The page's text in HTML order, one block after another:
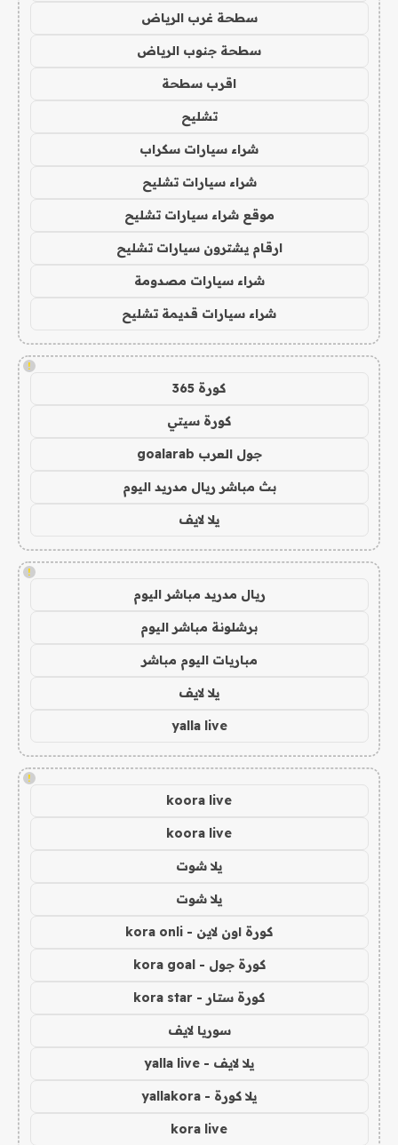
سطحة غرب الرياض
سطحة جنوب الرياض
اقرب سطحة
تشليح
شراء سيارات سكراب
شراء سيارات تشليح
موقع شراء سيارات تشليح
ارقام يشترون سيارات تشليح
شراء سيارات مصدومة
شراء سيارات قديمة تشليح
!
كورة 365
كورة سيتي
جول العرب goalarab
بث مباشر ريال مدريد اليوم
يلا لايف
!
ريال مدريد مباشر اليوم
برشلونة مباشر اليوم
مباريات اليوم مباشر
يلا لايف
yalla live
!
koora live
koora live
يلا شوت
يلا شوت
كورة اون لاين - kora onli
كورة جول - kora goal
كورة ستار - kora star
سوريا لايف
يلا لايف - yalla live
يلا كورة - yallakora
kora live